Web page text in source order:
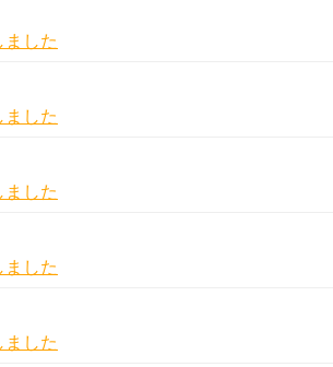
ました
ました
ました
ました
ました